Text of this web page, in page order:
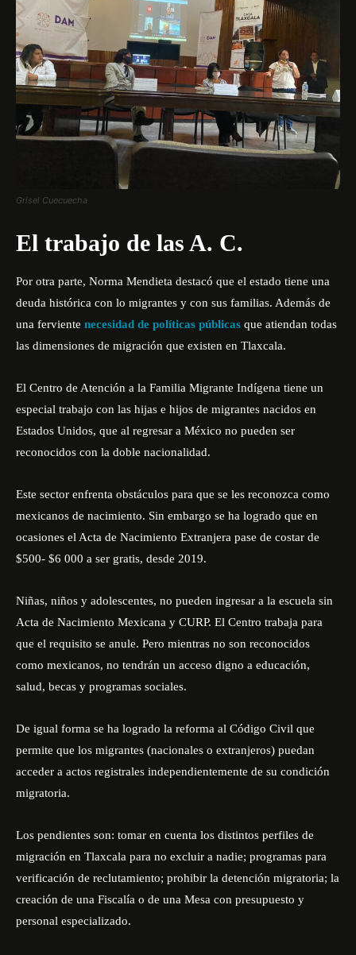
Grisel Cuecuecha
El trabajo de las A. C.
Por otra parte, Norma Mendieta destacó que el estado tiene una
deuda histórica con lo migrantes y con sus familias. Además de
una ferviente necesidad de políticas públicas que atiendan todas
las dimensiones de migración que existen en Tlaxcala.
El Centro de Atención a la Familia Migrante Indígena tiene un
especial trabajo con las hijas e hijos de migrantes nacidos en
Estados Unidos, que al regresar a México no pueden ser
reconocidos con la doble nacionalidad.
Este sector enfrenta obstáculos para que se les reconozca como
mexicanos de nacimiento. Sin embargo se ha logrado que en
ocasiones el Acta de Nacimiento Extranjera pase de costar de
$500- $6 000 a ser gratis, desde 2019.
Niñas, niños y adolescentes, no pueden ingresar a la escuela sin
Acta de Nacimiento Mexicana y CURP. El Centro trabaja para
que el requisito se anule. Pero mientras no son reconocidos
como mexicanos, no tendrán un acceso digno a educación,
salud, becas y programas sociales.
De igual forma se ha logrado la reforma al Código Civil que
permite que los migrantes (nacionales o extranjeros) puedan
acceder a actos registrales independientemente de su condición
migratoria.
Los pendientes son: tomar en cuenta los distintos perfiles de
migración en Tlaxcala para no excluir a nadie; programas para
verificación de reclutamiento; prohibir la detención migratoria; la
creación de una Fiscalía o de una Mesa con presupuesto y
personal especializado.